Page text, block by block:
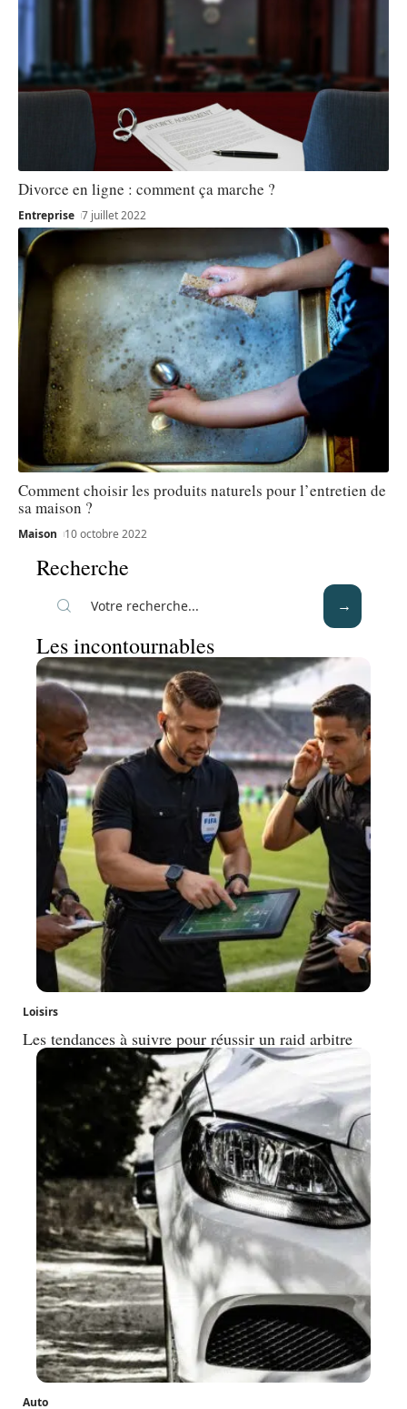
Divorce en ligne : comment ça marche ?
Entreprise 7 juillet 2022
Comment choisir les produits naturels pour l’entretien de
sa maison ?
Maison 10 octobre 2022
Recherche
Les incontournables
Loisirs
Les tendances à suivre pour réussir un raid arbitre
Auto